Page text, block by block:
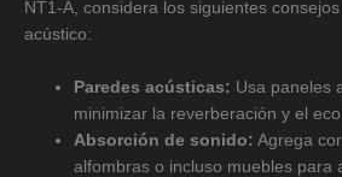
NT1-A, considera los siguientes
acústico:
Paredes acústicas: Usa paneles
minimizar la reverberación y el eco.
Absorción de sonido: Agrega
alfombras o incluso muebles para